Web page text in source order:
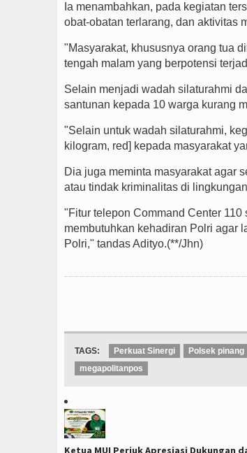
Ia menambahkan, pada kegiatan
obat-obatan terlarang, dan aktivitas
"Masyarakat, khususnya orang tua
tengah malam yang berpotensi
Selain menjadi wadah silaturahmi
santunan kepada 10 warga kurang
"Selain untuk wadah silaturahmi,
kilogram, red] kepada masyarakat
Dia juga meminta masyarakat agar
atau tindak kriminalitas di
"Fitur telepon Command Center
membutuhkan kehadiran Polri agar
Polri," tandas Adityo.(**/Jhn)
TAGS: Perkuat Sinergi Polsek pinang
megapolitanpos